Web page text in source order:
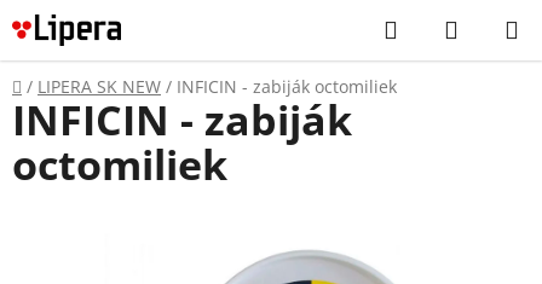
Prejsť
na
obsah
Hľadať
KOŠÍK
Domov
/ LIPERA SK NEW / INFICIN - zabiják octomiliek
INFICIN - zabiják
octomiliek